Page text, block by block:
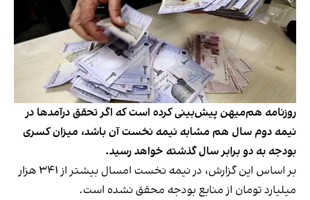
روزنامه هم‌میهن پیش‌بینی کرده است که اگر تحقق درآمدها در
نیمه دوم سال هم مشابه نیمه نخست آن باشد، میزان کسری
بودجه به دو برابر سال گذشته خواهد رسید.
بر اساس این گزارش، در نیمه نخست امسال بیشتر از ۳۴۱ هزار
میلیارد تومان از منابع بودجه محقق نشده است.